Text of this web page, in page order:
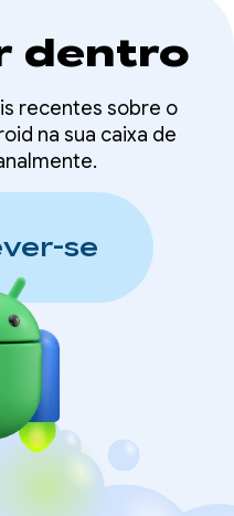
dentro
recentes sobre o
na sua caixa de
se